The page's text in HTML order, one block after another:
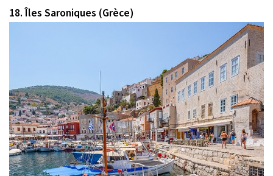
18. Îles Saroniques (Grèce)